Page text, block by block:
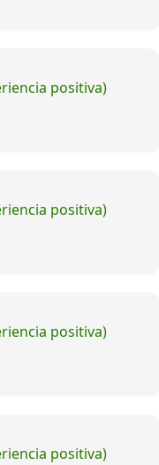
positiva)
positiva)
positiva)
positiva)